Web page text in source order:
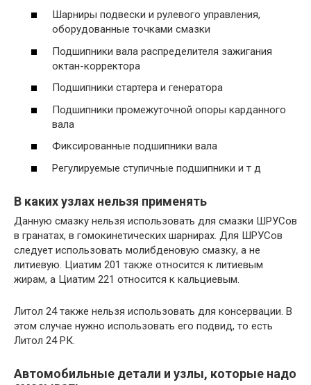
Шарниры подвески и рулевого управления,
оборудованные точками смазки
Подшипники вала распределителя зажигания
октан-корректора
Подшипники стартера и генератора
Подшипники промежуточной опоры карданного
вала
Фиксированные подшипники вала
Регулируемые ступичные подшипники и т д
В каких узлах нельзя применять
Данную смазку нельзя использовать для смазки ШРУСов
в гранатах, в гомокинетических шарнирах. Для ШРУСов
следует использовать молибденовую смазку, а не
литиевую. Циатим 201 также относится к литиевым
жирам, а Циатим 221 относится к кальциевым.
Литол 24 также нельзя использовать для консервации. В
этом случае нужно использовать его подвид, то есть
Литол 24 РК.
Автомобильные детали и узлы, которые надо